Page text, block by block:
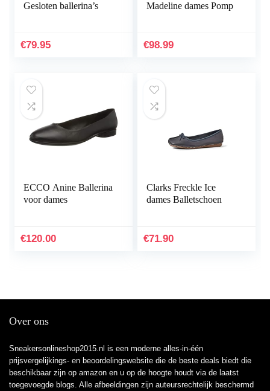
Gesloten ballerina’s
€79.95
Madeline dames Pomp
€98.99
ECCO Anine Ballerina
voor dames
€120.00
Clarks Freckle Ice
dames Balletschoen
€71.90
Over ons
Sneakersonlineshop2015.nl is een moderne alles-in-één
prijsvergelijkings- en beoordelingswebsite die de beste deals biedt die
beschikbaar zijn op amazon en u op de hoogte houdt via de laatst
toegevoegde blogs. Alle afbeeldingen zijn auteursrechtelijk beschermd